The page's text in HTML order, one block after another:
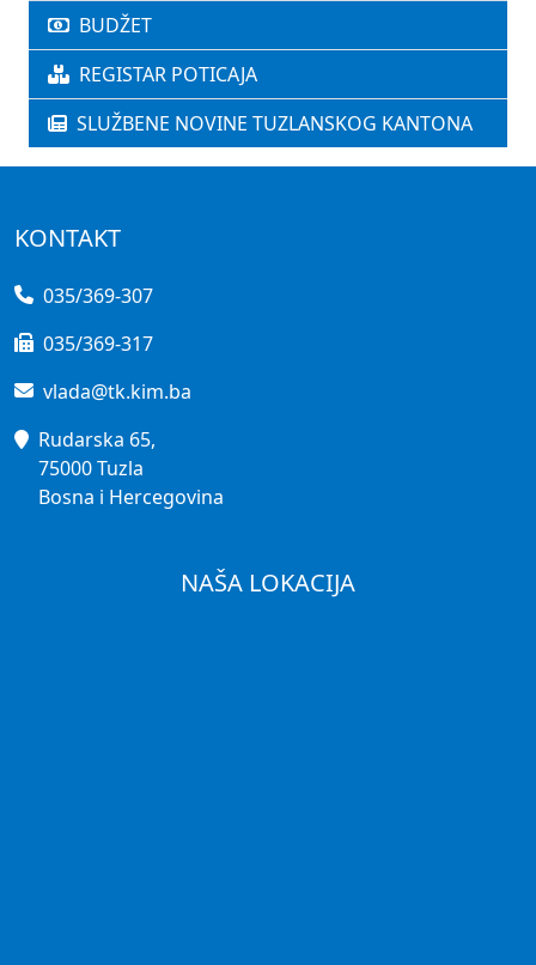
BUDŽET
REGISTAR POTICAJA
SLUŽBENE NOVINE TUZLANSKOG KANTONA
KONTAKT
035/369-307
035/369-317
vlada@tk.kim.ba
Rudarska 65,
75000 Tuzla
Bosna i Hercegovina
NAŠA LOKACIJA